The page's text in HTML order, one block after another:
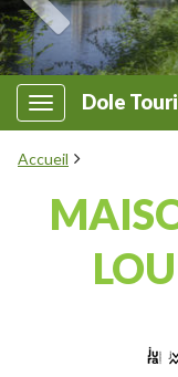
Dole
Accueil